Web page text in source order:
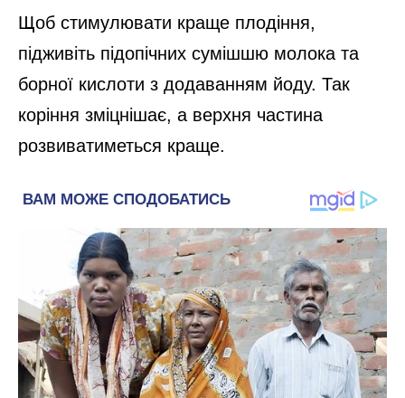
Щоб стимулювати краще плодіння,
підживіть підопічних сумішшю молока та
борної кислоти з додаванням йоду. Так
коріння зміцнішає, а верхня частина
розвиватиметься краще.